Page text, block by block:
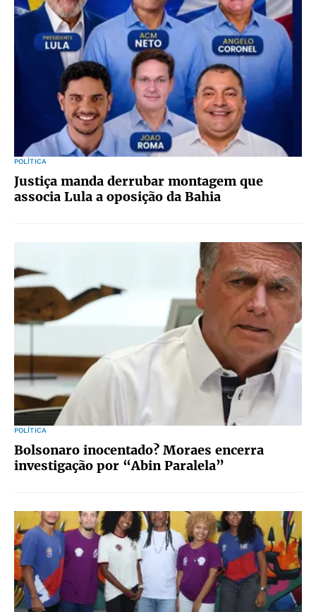
POLÍTICA
Justiça manda derrubar montagem que
associa Lula a oposição da Bahia
POLÍTICA
Bolsonaro inocentado? Moraes encerra
investigação por “Abin Paralela”